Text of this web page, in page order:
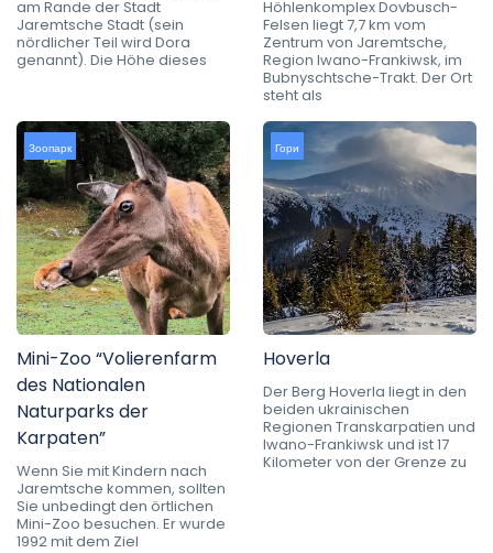
am Rande der Stadt
Jaremtsche Stadt (sein
nördlicher Teil wird Dora
genannt). Die Höhe dieses
Höhlenkomplex Dovbusch-
Felsen liegt 7,7 km vom
Zentrum von Jaremtsche,
Region Iwano-Frankiwsk, im
Bubnyschtsche-Trakt. Der Ort
steht als
Зоопарк
Mini-Zoo “Volierenfarm
des Nationalen
Naturparks der
Karpaten”
Wenn Sie mit Kindern nach
Jaremtsche kommen, sollten
Sie unbedingt den örtlichen
Mini-Zoo besuchen. Er wurde
1992 mit dem Ziel
Гори
Hoverla
Der Berg Hoverla liegt in den
beiden ukrainischen
Regionen Transkarpatien und
Iwano-Frankiwsk und ist 17
Kilometer von der Grenze zu